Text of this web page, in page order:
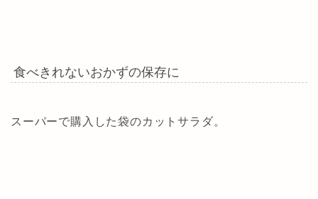
食べきれないおかずの保存に
スーパーで購入した袋のカットサラダ。